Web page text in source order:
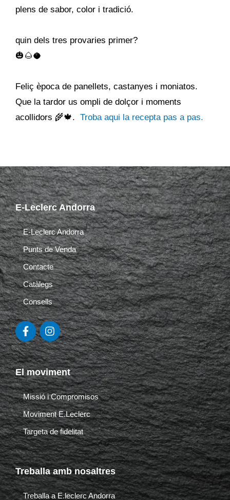
plens de sabor, color i tradició.
quin dels tres provaries primer?
🎃🌰🥥
Feliç època de panellets, castanyes i moniatos.
Que la tardor us ompli de dolçor i moments
acollidors 🌾🍁. Troba aqui la recepta pas a pas.
E-Leclerc Andorra
E-Leclerc Andorra
Punts de Venda
Contacte
Catàlegs
Consells
F
a
c
e
b
o
o
k
-
f
I
n
s
t
a
g
r
a
m
El moviment
Missió i Compromisos
Moviment E.Leclerc
Targeta de fidelitat
Treballa amb nosaltres
Treballa a E.leclerc Andorra